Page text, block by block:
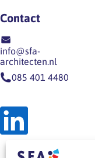
Contact
info@sfa-
architecten.nl
085 401 4480